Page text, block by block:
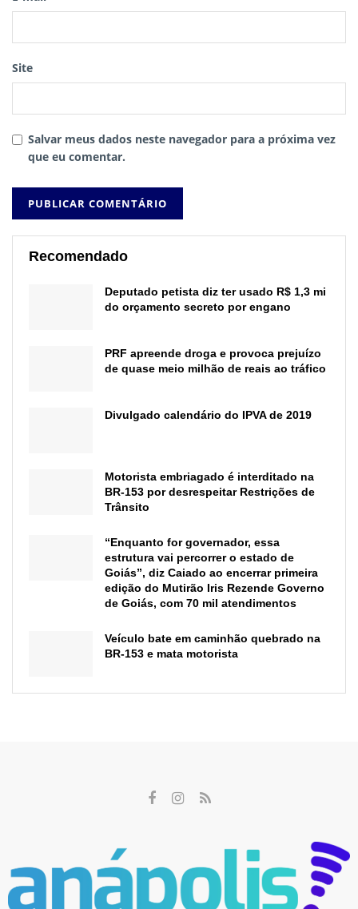
Site
Salvar meus dados neste navegador para a próxima vez
que eu comentar.
Recomendado
Deputado petista diz ter usado R$ 1,3 mi
do orçamento secreto por engano
PRF apreende droga e provoca prejuízo
de quase meio milhão de reais ao tráfico
Divulgado calendário do IPVA de 2019
Motorista embriagado é interditado na
BR-153 por desrespeitar Restrições de
Trânsito
“Enquanto for governador, essa
estrutura vai percorrer o estado de
Goiás”, diz Caiado ao encerrar primeira
edição do Mutirão Iris Rezende Governo
de Goiás, com 70 mil atendimentos
Veículo bate em caminhão quebrado na
BR-153 e mata motorista